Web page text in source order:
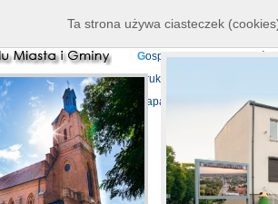
P
rojekty europejskie
Gospodarka
D ruki do pobrania
Mapa serwisu
Ta strona używa ciasteczek